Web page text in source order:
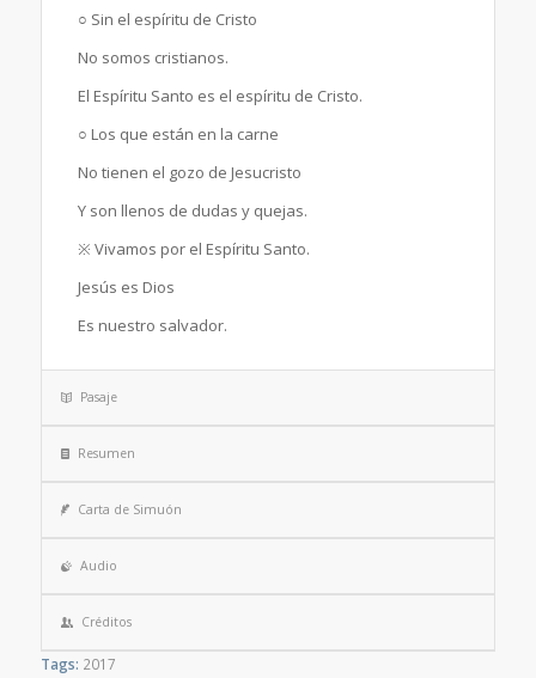
○ Sin el espíritu de Cristo
No somos cristianos.
El Espíritu Santo es el espíritu de Cristo.
○ Los que están en la carne
No tienen el gozo de Jesucristo
Y son llenos de dudas y quejas.
※ Vivamos por el Espíritu Santo.
Jesús es Dios
Es nuestro salvador.
Pasaje
Resumen
Carta de Simuón
Audio
Créditos
Tags: 2017